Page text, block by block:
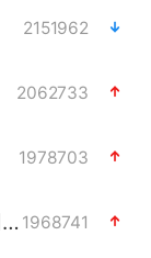
2151962
2062733
1978703
律师称“梅姨”若满75岁或不适用死刑 1968741